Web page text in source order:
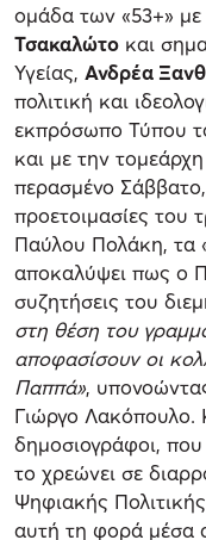
ομάδα των «53+» με
Τσακαλώτο και
Υγείας, Ανδρέα
πολιτική και
εκπρόσωπο Τύπου
και με την
περασμένο
προετοιμασίες του
Παύλου Πολάκη, τα
αποκαλύψει πως ο
συζητήσεις του
στη θέση του
αποφασίσουν οι
Παππά»,
Γιώργο Λακόπουλο.
δημοσιογράφοι,
το χρεώνει σε
Ψηφιακής
αυτή τη φορά μέσα